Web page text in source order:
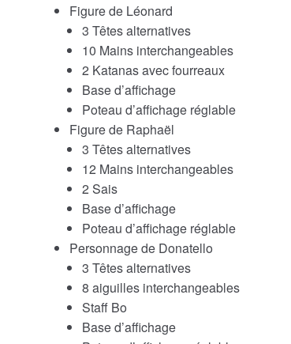
Figure de Léonard
3 Têtes alternatives
10 Mains interchangeables
2 Katanas avec fourreaux
Base d’affichage
Poteau d’affichage réglable
Figure de Raphaël
3 Têtes alternatives
12 Mains interchangeables
2 Sais
Base d’affichage
Poteau d’affichage réglable
Personnage de Donatello
3 Têtes alternatives
8 aiguilles interchangeables
Staff Bo
Base d’affichage